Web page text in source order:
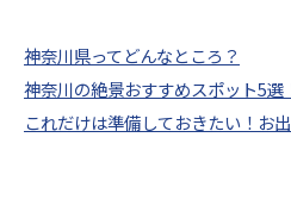
神奈川県ってどんなところ？
神奈川の絶景おすすめスポット5選
これだけは準備しておきたい！お